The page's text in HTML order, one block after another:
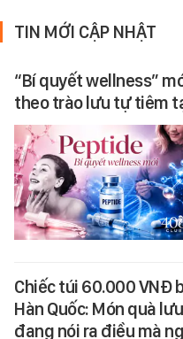
TIN MỚI CẬP NHẬT
“Bí quyết wellness”
theo trào lưu tự tiêm
Chiếc túi 60.000 VNĐ
Hàn Quốc: Món quà
đang nói ra điều mà